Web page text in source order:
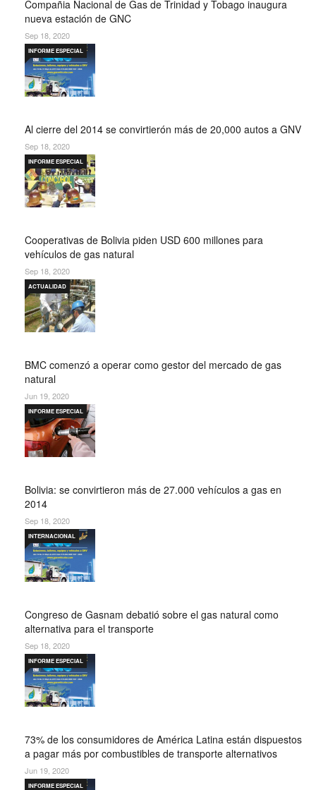
Compañia Nacional de Gas de Trinidad y Tobago inaugura
nueva estación de GNC
Sep 18, 2020
Al cierre del 2014 se convirtierón más de 20,000 autos a GNV
INFORME ESPECIAL
Sep 18, 2020
Cooperativas de Bolivia piden USD 600 millones para
vehículos de gas natural
INFORME ESPECIAL
Sep 18, 2020
BMC comenzó a operar como gestor del mercado de gas
natural
ACTUALIDAD
Jun 19, 2020
Bolivia: se convirtieron más de 27.000 vehículos a gas en
2014
INFORME ESPECIAL
Sep 18, 2020
Congreso de Gasnam debatió sobre el gas natural como
alternativa para el transporte
INTERNACIONAL
Sep 18, 2020
73% de los consumidores de América Latina están dispuestos
a pagar más por combustibles de transporte alternativos
INFORME ESPECIAL
Jun 19, 2020
INFORME ESPECIAL